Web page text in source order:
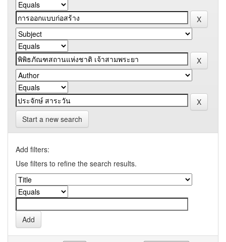
Start a new search
Add filters:
Use filters to refine the search results.